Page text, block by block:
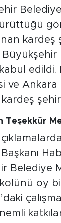
Belediye
kardeş
edildi.
ve
Teşekkür
Belediye
oy